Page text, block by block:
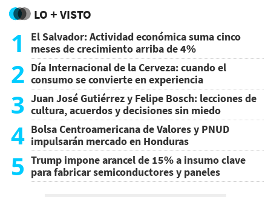
LO + VISTO
1
El Salvador: Actividad económica suma cinco
meses de crecimiento arriba de 4%
2 Día Internacional de la Cerveza: cuando el
consumo se convierte en experiencia
3 Juan José Gutiérrez y Felipe Bosch: lecciones de
cultura, acuerdos y decisiones sin miedo
4 Bolsa Centroamericana de Valores y PNUD
impulsarán mercado en Honduras
5 Trump impone arancel de 15% a insumo clave
para fabricar semiconductores y paneles